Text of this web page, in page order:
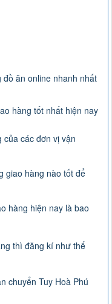
ăn online nhanh nhất
hàng tốt nhất hiện nay
của các đơn vị vận
giao hàng nào tốt để
hàng hiện nay là bao
thì đăng kí như thế
chuyển Tuy Hoà Phú